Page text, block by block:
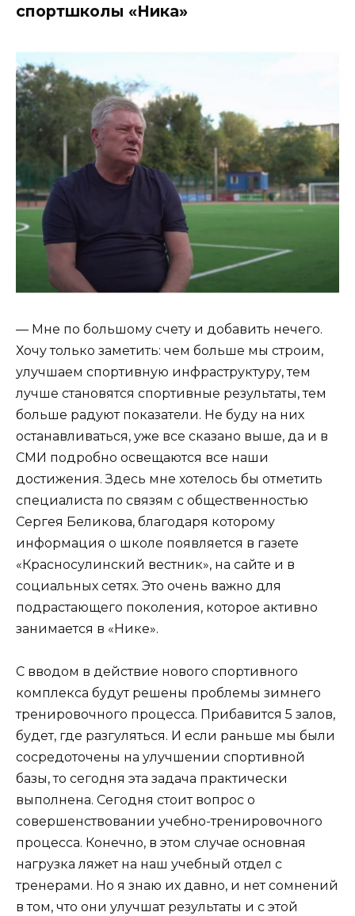
спортшколы «Ника»
— Мне по большому счету и добавить нечего.
Хочу только заметить: чем больше мы строим,
улучшаем спортивную инфраструктуру, тем
лучше становятся спортивные результаты, тем
больше радуют показатели. Не буду на них
останавливаться, уже все сказано выше, да и в
СМИ подробно освещаются все наши
достижения. Здесь мне хотелось бы отметить
специалиста по связям с общественностью
Сергея Беликова, благодаря которому
информация о школе появляется в газете
«Красносулинский вестник», на сайте и в
социальных сетях. Это очень важно для
подрастающего поколения, которое активно
занимается в «Нике».
С вводом в действие нового спортивного
комплекса будут решены проблемы зимнего
тренировочного процесса. Прибавится 5 залов,
будет, где разгуляться. И если раньше мы были
сосредоточены на улучшении спортивной
базы, то сегодня эта задача практически
выполнена. Сегодня стоит вопрос о
совершенствовании учебно-тренировочного
процесса. Конечно, в этом случае основная
нагрузка ляжет на наш учебный отдел с
тренерами. Но я знаю их давно, и нет сомнений
в том, что они улучшат результаты и с этой